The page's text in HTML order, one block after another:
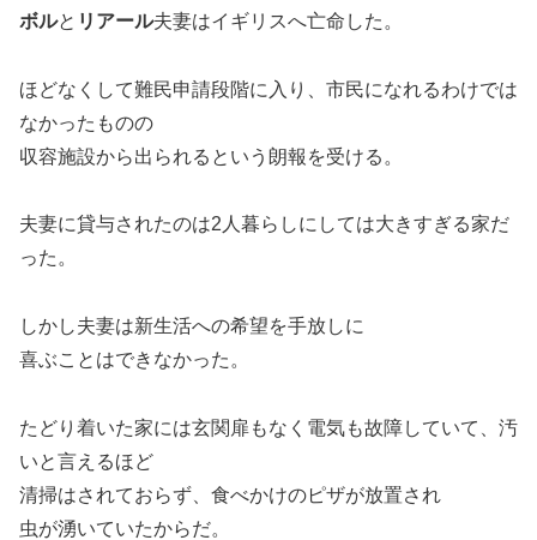
ボルと リアール夫妻はイギリスへ亡命した。
ほどなくして難民申請段階に入り、市民になれるわけでは
なかったものの
収容施設から出られるという朗報を受ける。
夫妻に貸与されたのは2人暮らしにしては大きすぎる家だ
った。
しかし夫妻は新生活への希望を手放しに
喜ぶことはできなかった。
たどり着いた家には玄関扉もなく電気も故障していて、汚
いと言えるほど
清掃はされておらず、食べかけのピザが放置され
虫が湧いていたからだ。